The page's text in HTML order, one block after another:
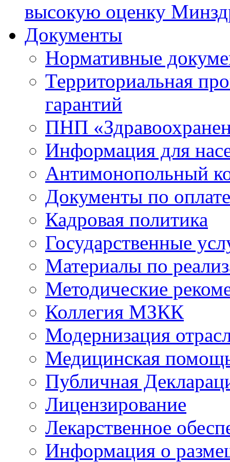
высокую оценку
Документы
Нормативные
Территориальная
гарантий
ПНП
Информация для
Антимонопольный
Документы по
Кадровая политика
Государственные
Материалы по
Методические
Коллегия МЗКК
Модернизация
Медицинская
Публичная
Лицензирование
Лекарственное
Информация о